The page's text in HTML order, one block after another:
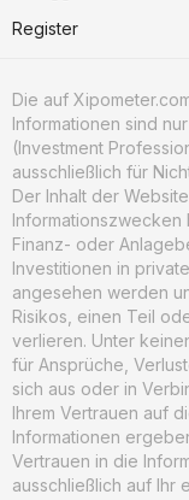
Register
Die auf
Informationen sind
(Investment
ausschließlich für
Der Inhalt der
Informationszwecken
Finanz- oder
Investitionen in
angesehen werden
Risikos, einen Teil
verlieren. Unter
für Ansprüche,
sich aus oder in
Ihrem Vertrauen auf
Informationen
Vertrauen in die
ausschließlich auf Ihr